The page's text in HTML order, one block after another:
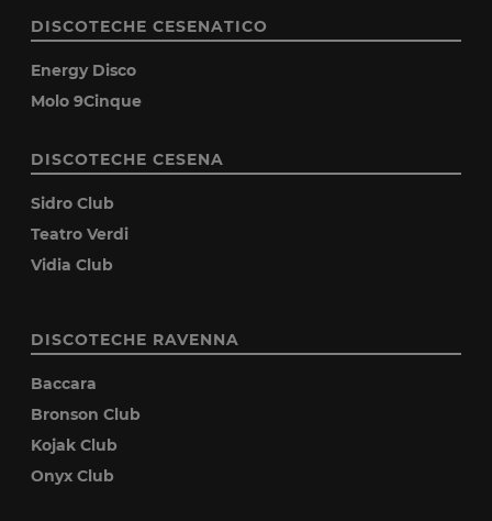
DISCOTECHE CESENATICO
Energy Disco
Molo 9Cinque
DISCOTECHE CESENA
Sidro Club
Teatro Verdi
Vidia Club
DISCOTECHE RAVENNA
Baccara
Bronson Club
Kojak Club
Onyx Club